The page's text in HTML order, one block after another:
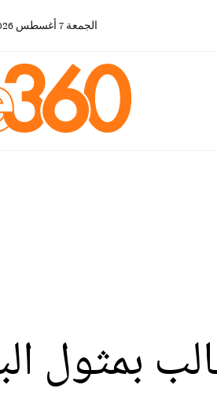
الجمعة 7 أغسطس
بمثول